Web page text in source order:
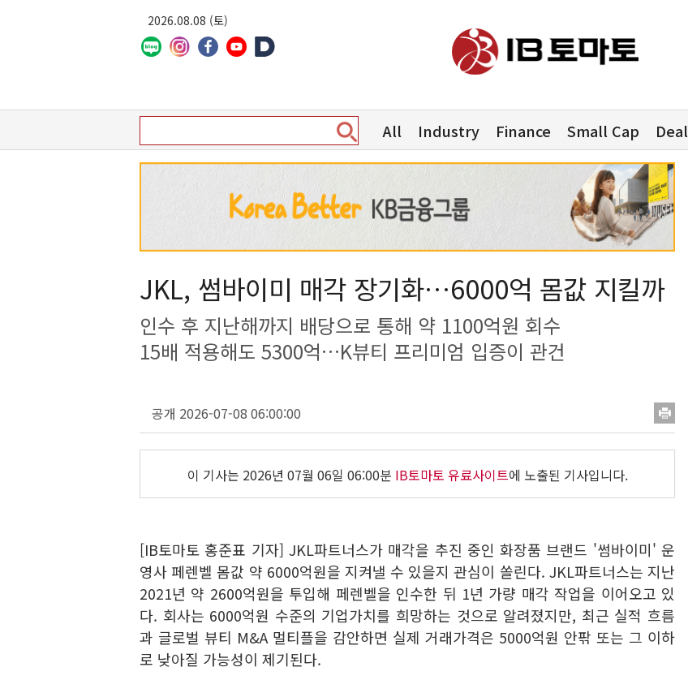
2026.08.08 (토)
All Industry Finance Small Cap Deal
JKL, 썸바이미 매각 장기화…6000억 몸값 지킬까
인수 후 지난해까지 배당으로 통해 약 1100억원 회수
15배 적용해도 5300억…K뷰티 프리미엄 입증이 관건
공개 2026-07-08 06:00:00
이 기사는 2026년 07월 06일 06:00분 IB토마토 유료사이트에 노출된 기사입니다.
[IB토마토 홍준표 기자] JKL파트너스가 매각을 추진 중인 화장품 브랜드 '썸바이미' 운
영사 페렌벨 몸값 약 6000억원을 지켜낼 수 있을지 관심이 쏠린다. JKL파트너스는 지난
2021년 약 2600억원을 투입해 페렌벨을 인수한 뒤 1년 가량 매각 작업을 이어오고 있
다. 회사는 6000억원 수준의 기업가치를 희망하는 것으로 알려졌지만, 최근 실적 흐름
과 글로벌 뷰티 M&A 멀티플을 감안하면 실제 거래가격은 5000억원 안팎 또는 그 이하
로 낮아질 가능성이 제기된다.